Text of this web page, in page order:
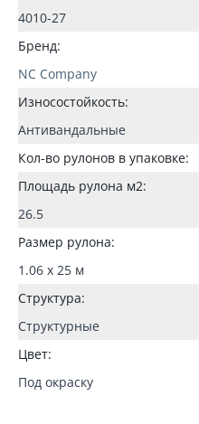
4010-27
Бренд:
NC Company
Износостойкость:
Антивандальные
Кол-во рулонов в упаковке:
Площадь рулона м2:
26.5
Размер рулона:
1.06 x 25 м
Структура:
Структурные
Цвет:
Под окраску